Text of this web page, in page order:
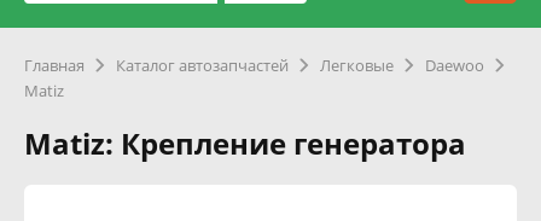
Главная Каталог автозапчастей Легковые
Daewoo
Matiz
Matiz: Крепление генератора